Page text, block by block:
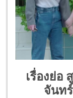
เรื่องย่อ
จันท